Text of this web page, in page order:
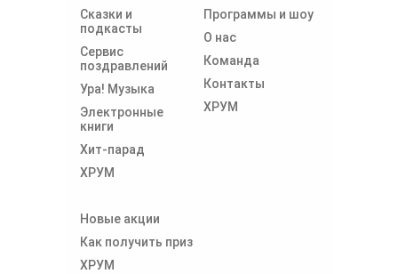
Сказки и
подкасты
Сервис
поздравлений
Ура! Музыка
Электронные
книги
Хит-парад
ХРУМ
Программы и шоу
О нас
Команда
Контакты
ХРУМ
Новые акции
Как получить приз
ХРУМ